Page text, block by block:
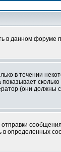
в данном форуме
в течении
сколько
(они должны
определенных